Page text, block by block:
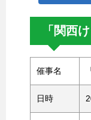
「関西
催事名
日時